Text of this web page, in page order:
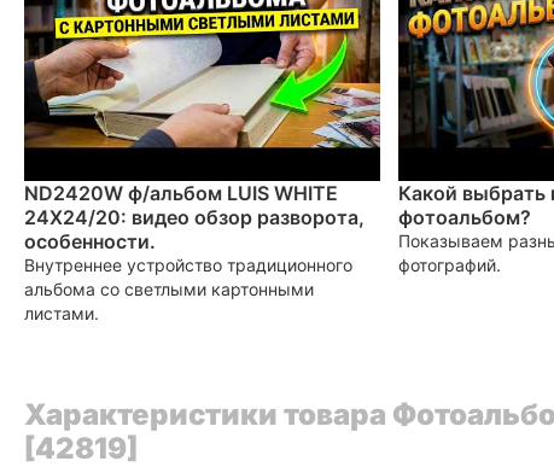
ND2420W ф/альбом LUIS WHITE
24X24/20: видео обзор разворота,
особенности.
Внутреннее устройство традиционного
альбома со светлыми картонными
листами.
Какой выбрать
фотоальбом?
Показываем
фотографий.
Характеристики товара
[42819]